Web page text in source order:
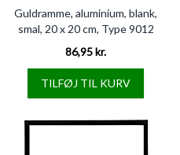
Guldramme, aluminium, blank,
smal, 20 x 20 cm, Type 9012
86,95 kr.
TILFØJ TIL KURV